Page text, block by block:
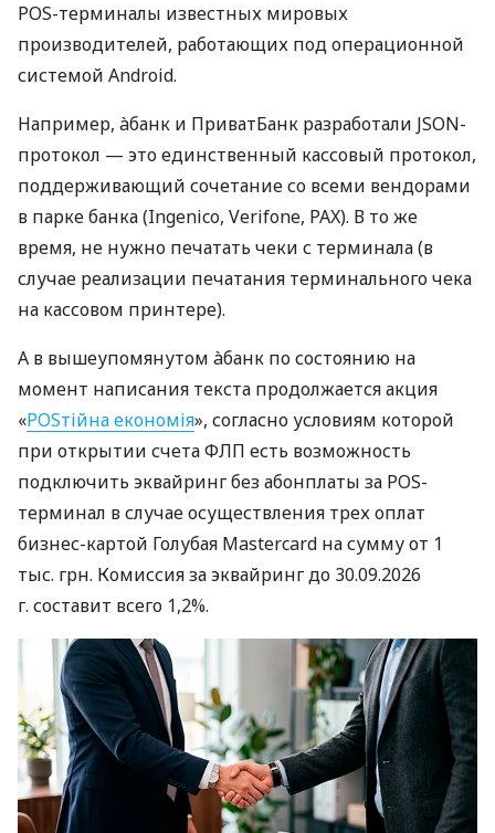
POS-терминалы известных мировых
производителей, работающих под операционной
системой Android.
Например, àбанк и ПриватБанк разработали JSON-
протокол — это единственный кассовый протокол,
поддерживающий сочетание со всеми вендорами
в парке банка (Ingenico, Verifone, PAX). В то же
время, не нужно печатать чеки с терминала (в
случае реализации печатания терминального чека
на кассовом принтере).
А в вышеупомянутом àбанк по состоянию на
момент написания текста продолжается акция
«POSтійна економія», согласно условиям которой
при открытии счета ФЛП есть возможность
подключить эквайринг без абонплаты за POS-
терминал в случае осуществления трех оплат
бизнес-картой Голубая Mastercard на сумму от 1
тыс. грн. Комиссия за эквайринг до 30.09.2026
г. составит всего 1,2%.